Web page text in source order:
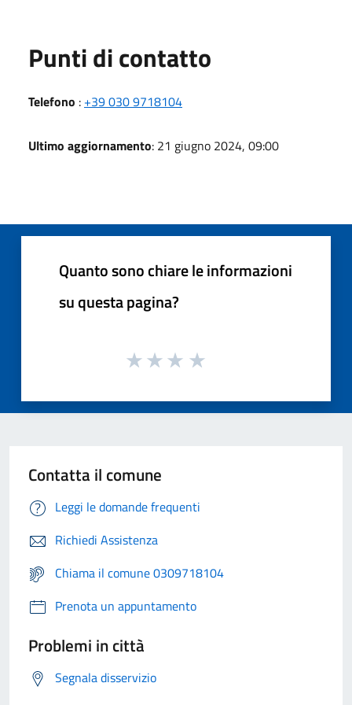
Punti di contatto
Telefono : +39 030 9718104
Ultimo aggiornamento: 21 giugno 2024, 09:00
Quanto sono chiare le informazioni
su questa pagina?
Contatta il comune
Leggi le domande frequenti
Richiedi Assistenza
Chiama il comune 0309718104
Prenota un appuntamento
Problemi in città
Segnala disservizio